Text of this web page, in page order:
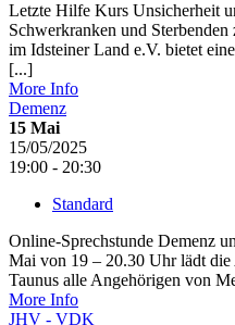
Letzte Hilfe Kurs Unsicherheit
Schwerkranken und
im Idsteiner Land e.V. bietet
[...]
More Info
Demenz
15 Mai
15/05/2025
19:00 - 20:30
Standard
Online-Sprechstunde Demenz
Mai von 19 – 20.30 Uhr lädt
Taunus alle Angehörigen von
More Info
JHV - VDK